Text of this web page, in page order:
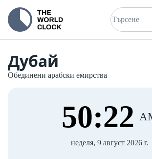
Дубай
Обединени арабски емирства
50:23
неделя, 9 август 2026 г.